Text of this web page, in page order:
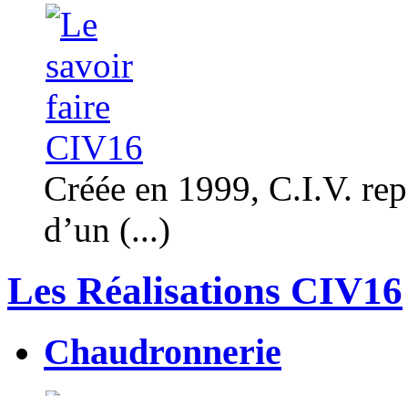
Créée en 1999, C.I.V.
d’un (...)
Les Réalisations CIV16
Chaudronnerie